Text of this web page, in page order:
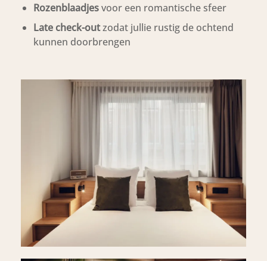
Rozenblaadjesvoor een romantische sfeer
Late check-outzodat jullie rustig de ochtend
kunnen doorbrengen